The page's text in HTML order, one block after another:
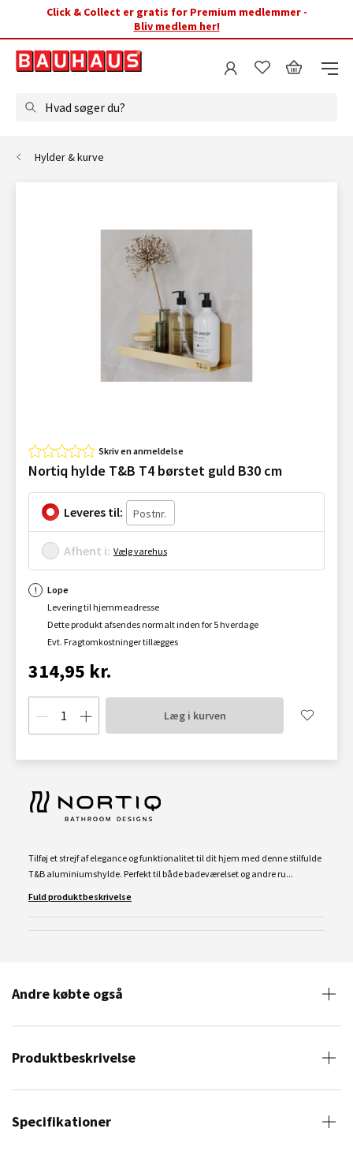
Click & Collect er gratis for Premium medlemmer -
Bliv medlem her!
Hvad søger du?
Hylder & kurve
Skriv en anmeldelse
Nortiq hylde T&B T4 børstet guld B30 cm
Leveres til:
Afhent i: Vælg varehus
Lope
Levering til hjemmeadresse
Dette produkt afsendes normalt inden for 5 hverdage
Evt. Fragtomkostninger tillægges
314,95 kr.
Læg i kurven
Tilføj et strejf af elegance og funktionalitet til dit hjem med denne stilfulde
T&B aluminiumshylde. Perfekt til både badeværelset og andre ru...
Fuld produktbeskrivelse
Andre købte også
Produktbeskrivelse
Specifikationer